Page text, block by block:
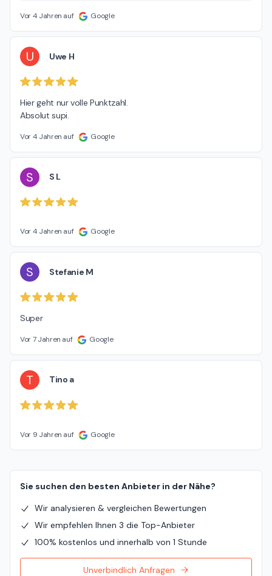
Vor 4 Jahren auf Google
U Uwe H
Hier geht nur volle Punktzahl.
Absolut supi.
Vor 4 Jahren auf Google
S S L
Vor 4 Jahren auf Google
S Stefanie M
Super
Vor 7 Jahren auf Google
T Tino a
Vor 9 Jahren auf Google
Sie suchen den besten Anbieter in der Nähe?
Wir analysieren & vergleichen Bewertungen
Wir empfehlen Ihnen 3 die Top-Anbieter
100% kostenlos und innerhalb von 1 Stunde
Unverbindlich Anfragen